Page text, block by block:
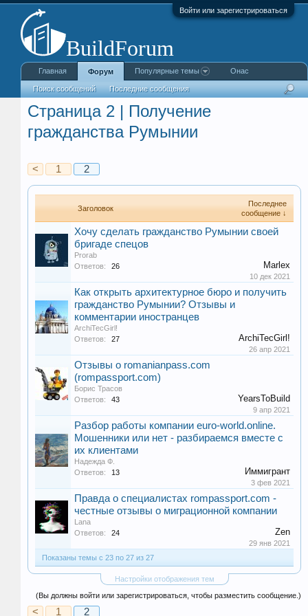
Войти или зарегистрироваться
Страница 2 | Получение
гражданства Румынии
< 1 2
Заголовок
Последнее
сообщение ↓
Хочу сделать гражданство Румынии своей
бригаде спецов
Prorab
Ответов:
26 Marlex
10 дек 2021
Как открыть архитектурное бюро и получить
гражданство Румынии? Отзывы и
комментарии иностранцев
ArchiTecGirl!
Ответов:
27 ArchiTecGirl!
26 апр 2021
Отзывы о romanianpass.com
(rompassport.com)
Борис Трасов
Ответов:
43 YearsToBuild
9 апр 2021
Разбор работы компании euro-world.online.
Мошенники или нет - разбираемся вместе с
их клиентами
Надежда Ф.
Ответов:
13 Иммигрант
3 фев 2021
Правда о специалистах rompassport.com -
честные отзывы о миграционной компании
Lana
Ответов:
24 Zen
29 янв 2021
Показаны темы с 23 по 27 из 27
Настройки отображения тем
(Вы должны войти или зарегистрироваться, чтобы разместить сообщение.)
< 1 2
Главная Форум
Поиск сообщений Последние сообщения
Популярные темы Онас